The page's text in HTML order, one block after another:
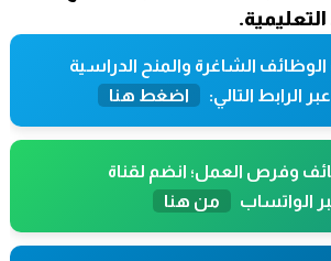
الشاغرة والمنح الدراسية
الرابط التالي:
اضغط هنا
وفرص العمل؛ انضم لقناة
الواتساب
من هنا